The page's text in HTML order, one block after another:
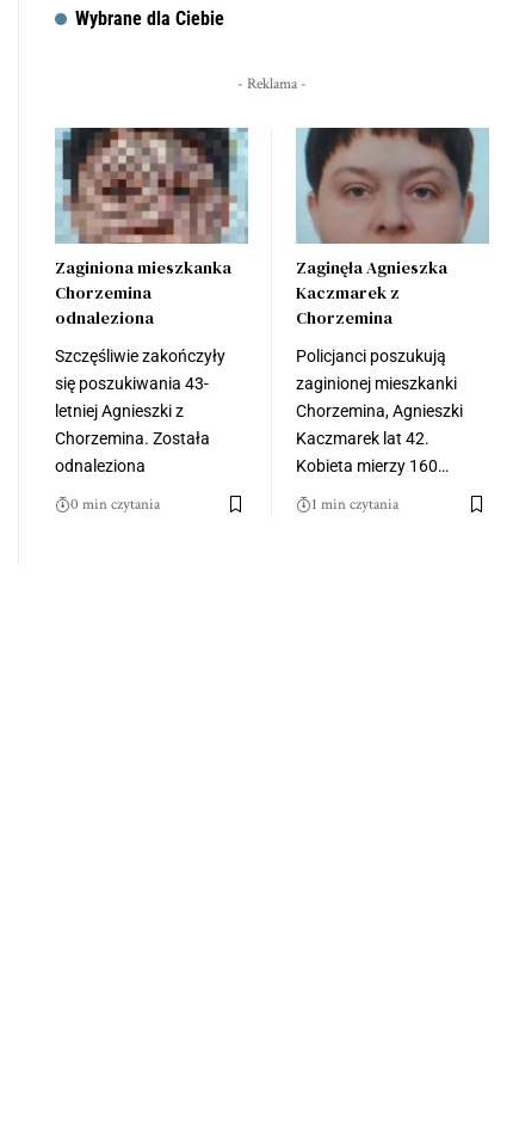
Wybrane dla Ciebie
- Reklama -
Zaginiona mieszkanka
Chorzemina
odnaleziona
Szczęśliwie zakończyły
się poszukiwania 43-
letniej Agnieszki z
Chorzemina. Została
odnaleziona
0 min czytania
Zaginęła Agnieszka
Kaczmarek z
Chorzemina
Policjanci poszukują
zaginionej mieszkanki
Chorzemina, Agnieszki
Kaczmarek lat 42.
Kobieta mierzy 160…
1 min czytania